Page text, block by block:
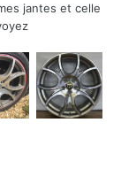
jantes et celle
4 avec livrai...